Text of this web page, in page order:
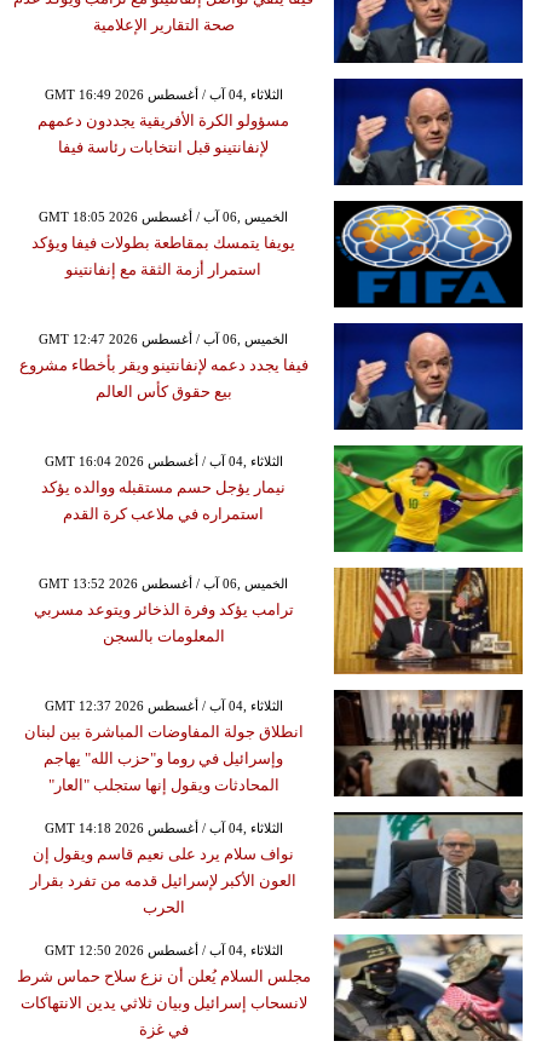
صحة التقارير الإعلامية
GMT 16:49 2026 الثلاثاء ,04 آب / أغسطس
مسؤولو الكرة الأفريقية يجددون دعمهم
لإنفانتينو قبل انتخابات رئاسة فيفا
GMT 18:05 2026 الخميس ,06 آب / أغسطس
يويفا يتمسك بمقاطعة بطولات فيفا ويؤكد
استمرار أزمة الثقة مع إنفانتينو
GMT 12:47 2026 الخميس ,06 آب / أغسطس
فيفا يجدد دعمه لإنفانتينو ويقر بأخطاء مشروع
بيع حقوق كأس العالم
GMT 16:04 2026 الثلاثاء ,04 آب / أغسطس
نيمار يؤجل حسم مستقبله ووالده يؤكد
استمراره في ملاعب كرة القدم
GMT 13:52 2026 الخميس ,06 آب / أغسطس
ترامب يؤكد وفرة الذخائر ويتوعد مسربي
المعلومات بالسجن
GMT 12:37 2026 الثلاثاء ,04 آب / أغسطس
انطلاق جولة المفاوضات المباشرة بين لبنان
وإسرائيل في روما و"حزب الله" يهاجم
المحادثات ويقول إنها ستجلب "العار"
GMT 14:18 2026 الثلاثاء ,04 آب / أغسطس
نواف سلام يرد على نعيم قاسم ويقول إن
العون الأكبر لإسرائيل قدمه من تفرد بقرار
الحرب
GMT 12:50 2026 الثلاثاء ,04 آب / أغسطس
مجلس السلام يُعلن أن نزع سلاح حماس شرط
لانسحاب إسرائيل وبيان ثلاثي يدين الانتهاكات
في غزة